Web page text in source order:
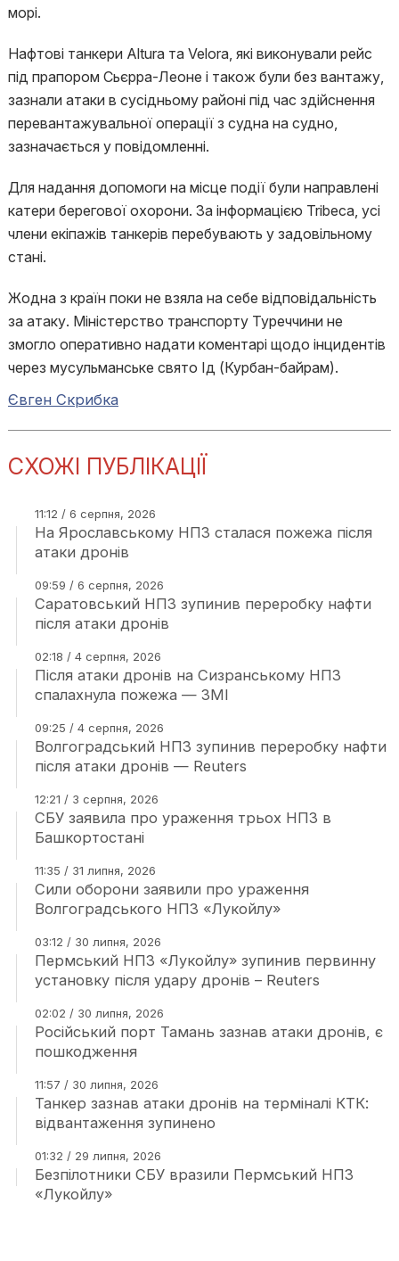
морі.
Нафтові танкери Altura та Velora, які виконували рейс
під прапором Сьєрра-Леоне і також були без вантажу,
зазнали атаки в сусідньому районі під час здійснення
перевантажувальної операції з судна на судно,
зазначається у повідомленні.
Для надання допомоги на місце події були направлені
катери берегової охорони. За інформацією Tribeca, усі
члени екіпажів танкерів перебувають у задовільному
стані.
Жодна з країн поки не взяла на себе відповідальність
за атаку. Міністерство транспорту Туреччини не
змогло оперативно надати коментарі щодо інцидентів
через мусульманське свято Ід (Курбан-байрам).
Євген Скрибка
СХОЖІ ПУБЛІКАЦІЇ
11:12 / 6 серпня, 2026
На Ярославському НПЗ сталася пожежа після
атаки дронів
09:59 / 6 серпня, 2026
Саратовський НПЗ зупинив переробку нафти
після атаки дронів
02:18 / 4 серпня, 2026
Після атаки дронів на Сизранському НПЗ
спалахнула пожежа — ЗМІ
09:25 / 4 серпня, 2026
Волгоградський НПЗ зупинив переробку нафти
після атаки дронів — Reuters
12:21 / 3 серпня, 2026
СБУ заявила про ураження трьох НПЗ в
Башкортостані
11:35 / 31 липня, 2026
Сили оборони заявили про ураження
Волгоградського НПЗ «Лукойлу»
03:12 / 30 липня, 2026
Пермський НПЗ «Лукойлу» зупинив первинну
установку після удару дронів – Reuters
02:02 / 30 липня, 2026
Російський порт Тамань зазнав атаки дронів, є
пошкодження
11:57 / 30 липня, 2026
Танкер зазнав атаки дронів на терміналі КТК:
відвантаження зупинено
01:32 / 29 липня, 2026
Безпілотники СБУ вразили Пермський НПЗ
«Лукойлу»